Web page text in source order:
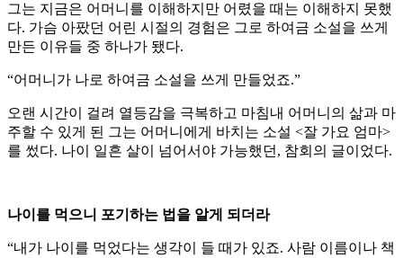
그는 지금은 어머니를 이해하지만 어렸을 때는 이해하지 못했
다. 가슴 아팠던 어린 시절의 경험은 그로 하여금 소설을 쓰게
만든 이유들 중 하나가 됐다.
“어머니가 나로 하여금 소설을 쓰게 만들었죠.”
오랜 시간이 걸려 열등감을 극복하고 마침내 어머니의 삶과 마
주할 수 있게 된 그는 어머니에게 바치는 소설 <잘 가요 엄마>
를 썼다. 나이 일흔 살이 넘어서야 가능했던, 참회의 글이었다.
나이를 먹으니 포기하는 법을 알게 되더라
“내가 나이를 먹었다는 생각이 들 때가 있죠. 사람 이름이나 책